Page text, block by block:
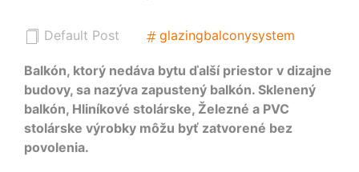
Default Post glazingbalconysystem
Balkón, ktorý nedáva bytu ďalší priestor v dizajne
budovy, sa nazýva zapustený balkón. Sklenený
balkón, Hliníkové stolárske, Železné a PVC
stolárske výrobky môžu byť zatvorené bez
povolenia.